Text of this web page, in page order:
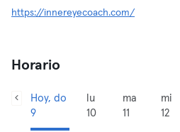
https://innereyecoach.com/
Horario
Hoy, do
9
lu
10
ma
11
mi
12